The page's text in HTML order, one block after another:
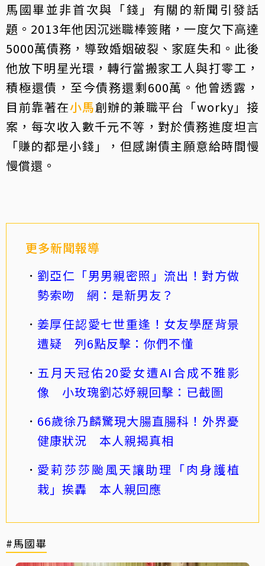
馬國畢並非首次與「錢」有關的新聞引發話
題。2013年他因沉迷職棒簽賭，一度欠下高達
5000萬債務，導致婚姻破裂、家庭失和。此後
他放下明星光環，轉行當搬家工人與打零工，
積極還債，至今債務還剩600萬。他曾透露，
目前靠著在小馬創辦的兼職平台「worky」接
案，每次收入數千元不等，對於債務進度坦言
「賺的都是小錢」，但感謝債主願意給時間慢
慢償還。
更多新聞報導
劉亞仁「男男親密照」流出！對方做
勢索吻 網：是新男友？
姜厚任認愛七世重逢！女友學歷背景
遭疑 列6點反擊：你們不懂
五月天冠佑20愛女遭AI合成不雅影
像 小玫瑰劉芯妤親回擊：已截圖
66歲徐乃麟驚現大腸直腸科！外界憂
健康狀況 本人親揭真相
愛莉莎莎颱風天讓助理「肉身護植
栽」挨轟 本人親回應
#馬國畢